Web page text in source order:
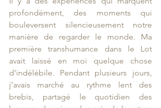
profondément, des moments qui
bouleversent silencieusement notre
manière de regarder le monde. Ma
première transhumance dans le Lot
avait laissé en moi quelque chose
d’indélébile. Pendant plusieurs jours,
j’avais marché au rythme lent des
brebis, partagé le quotidien des